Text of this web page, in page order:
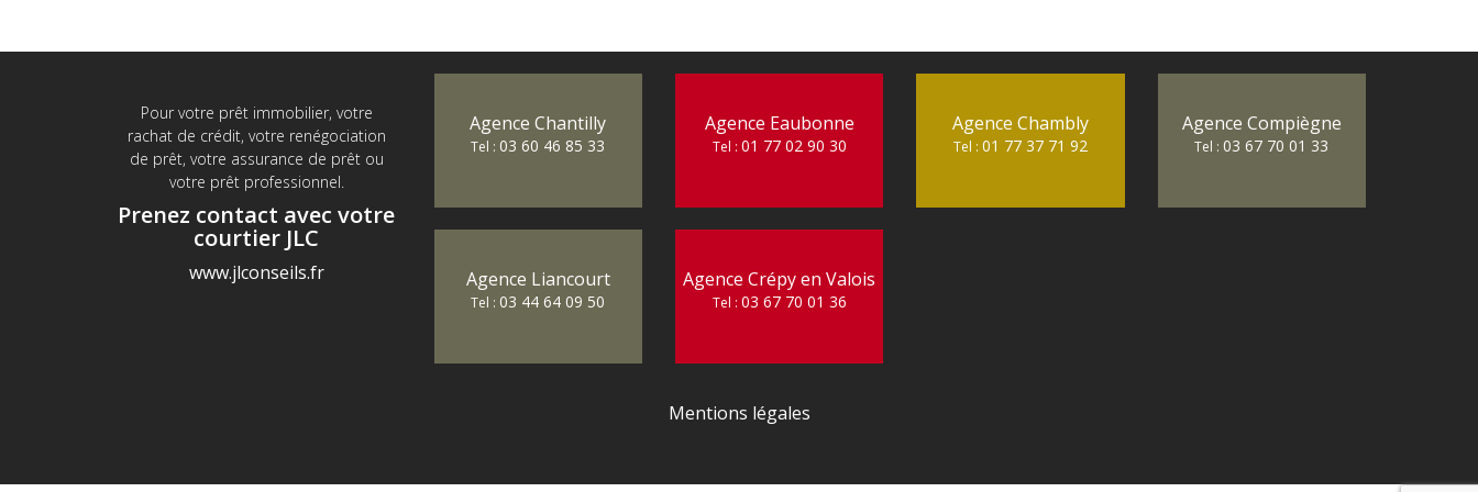
Pour votre prêt immobilier, votre
rachat de crédit, votre renégociation
de prêt, votre assurance de prêt ou
votre prêt professionnel.
Prenez contact avec votre
courtier JLC
www.jlconseils.fr
Agence Chantilly
Tel :03 60 46 85 33
Agence Eaubonne
Tel : 01 77 02 90 30
Agence Chambly
Tel : 01 77 37 71 92
Agence Compiègne
Tel :03 67 70 01 33
Agence Liancourt
Tel :03 44 64 09 50
Agence Crépy en Valois
Tel : 03 67 70 01 36
Mentions légales